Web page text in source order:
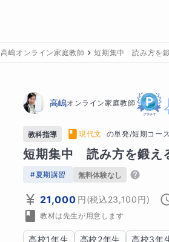
高嶋オンライン家庭教師 短期集中 読み方を
高嶋オンライン家庭教師
教科指導 現代文 の単発/短期コース
短期集中　読み方を鍛え
#夏期講習 無料体験なし
21,000 円(税込23,100円)
教材は先生が用意します
高校1年生 高校2年生 高校3年